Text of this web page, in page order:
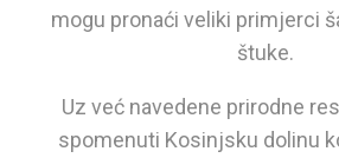
mogu pronaći veliki primjerci
štuke.
Uz već navedene prirodne
spomenuti Kosinjsku dolinu